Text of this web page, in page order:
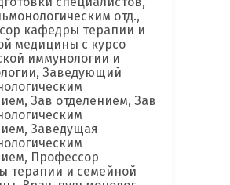
отд.,
кафедры терапии и
медицины с курсо
иммунологии и
Заведующий
Зав отделением, Зав
Заведущая
Профессор
терапии и семейной